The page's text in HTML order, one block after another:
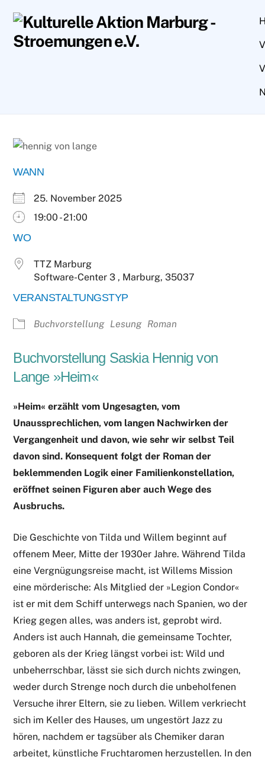
content
WANN
25. November 2025
19:00 - 21:00
WO
TTZ Marburg
Software-Center 3 , Marburg, 35037
VERANSTALTUNGSTYP
Buchvorstellung Lesung Roman
Buchvorstellung Saskia Hennig von
Lange »Heim«
»Heim« erzählt vom Ungesagten, vom
Unaussprechlichen, vom langen Nachwirken der
Vergangenheit und davon, wie sehr wir selbst Teil
davon sind. Konsequent folgt der Roman der
beklemmenden Logik einer Familienkonstellation,
eröffnet seinen Figuren aber auch Wege des
Ausbruchs.
Die Geschichte von Tilda und Willem beginnt auf
offenem Meer, Mitte der 1930er Jahre. Während Tilda
eine Vergnügungsreise macht, ist Willems Mission
eine mörderische: Als Mitglied der »Legion Condor«
ist er mit dem Schiff unterwegs nach Spanien, wo der
Krieg gegen alles, was anders ist, geprobt wird.
Anders ist auch Hannah, die gemeinsame Tochter,
geboren als der Krieg längst vorbei ist: Wild und
unbeherrschbar, lässt sie sich durch nichts zwingen,
weder durch Strenge noch durch die unbeholfenen
Versuche ihrer Eltern, sie zu lieben. Willem verkriecht
sich im Keller des Hauses, um ungestört Jazz zu
hören, nachdem er tagsüber als Chemiker daran
arbeitet, künstliche Fruchtaromen herzustellen. In den